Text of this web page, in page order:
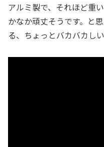
アルミ製で、それほど重
かなか頑丈そうです。と
る、ちょっとバカバカし